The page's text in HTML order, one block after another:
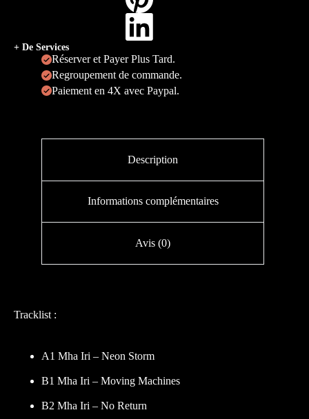
+ De Services
Réserver et Payer Plus Tard.
Regroupement de commande.
Paiement en 4X avec Paypal.
Description
Informations complémentaires
Avis (0)
Tracklist :
A1 Mha Iri – Neon Storm
B1 Mha Iri – Moving Machines
B2 Mha Iri – No Return